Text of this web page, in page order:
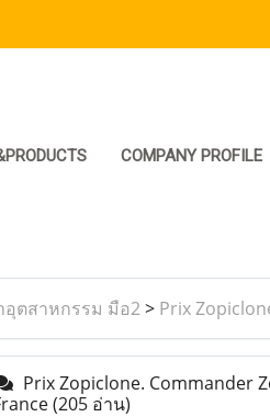
COMPANY PROFILE
ตสาหกรรม มือ2> Prix
Prix Zopiclone. Commander
(205 อ่าน)